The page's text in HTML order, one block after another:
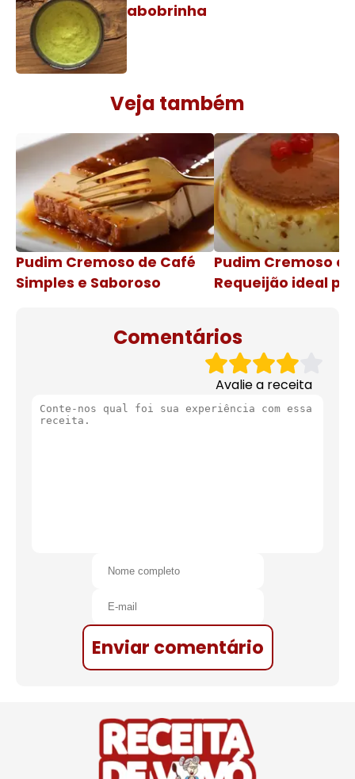
abobrinha
Veja também
Pudim Cremoso de Café
Simples e Saboroso
Pudim Cremoso
Requeijão ideal
Comentários
Avalie a receita
Enviar comentário